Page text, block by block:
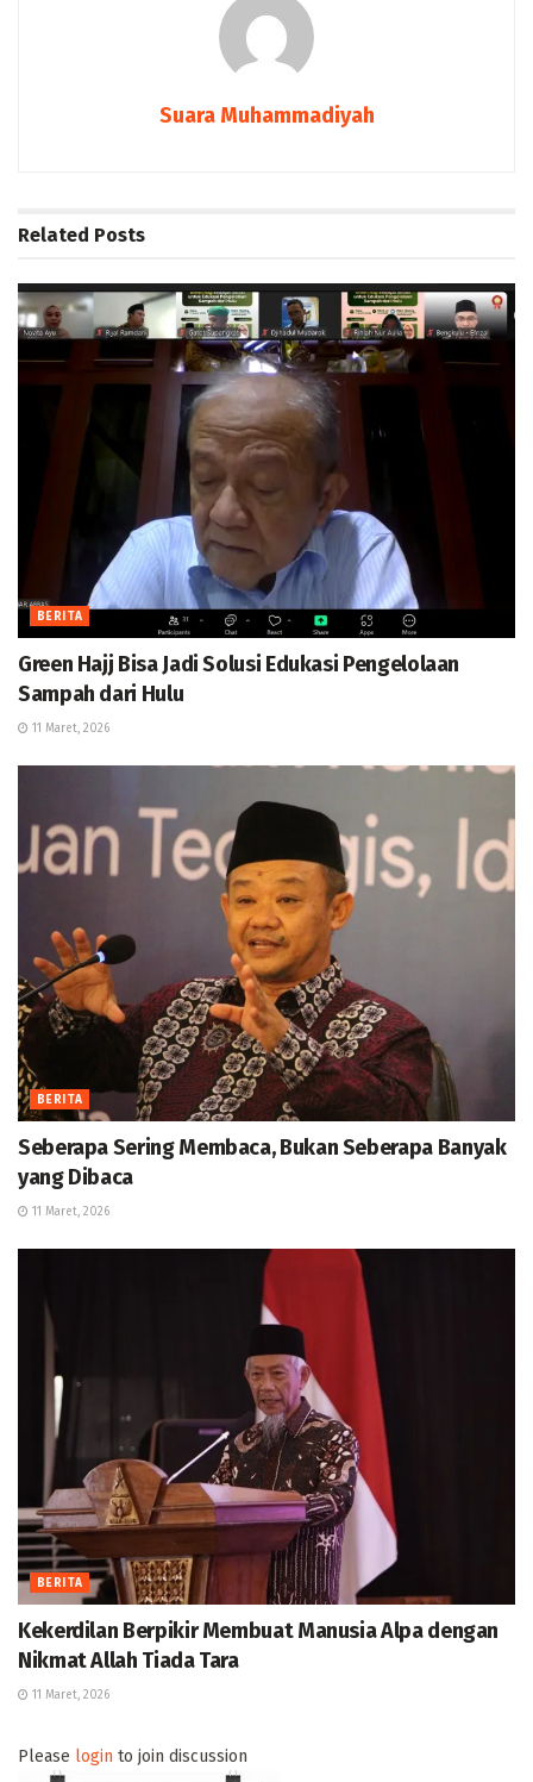
Suara Muhammadiyah
Related Posts
BERITA
Green Hajj Bisa Jadi Solusi Edukasi Pengelolaan
Sampah dari Hulu
11 Maret, 2026
BERITA
Seberapa Sering Membaca, Bukan Seberapa Banyak
yang Dibaca
11 Maret, 2026
BERITA
Kekerdilan Berpikir Membuat Manusia Alpa dengan
Nikmat Allah Tiada Tara
11 Maret, 2026
Please login to join discussion